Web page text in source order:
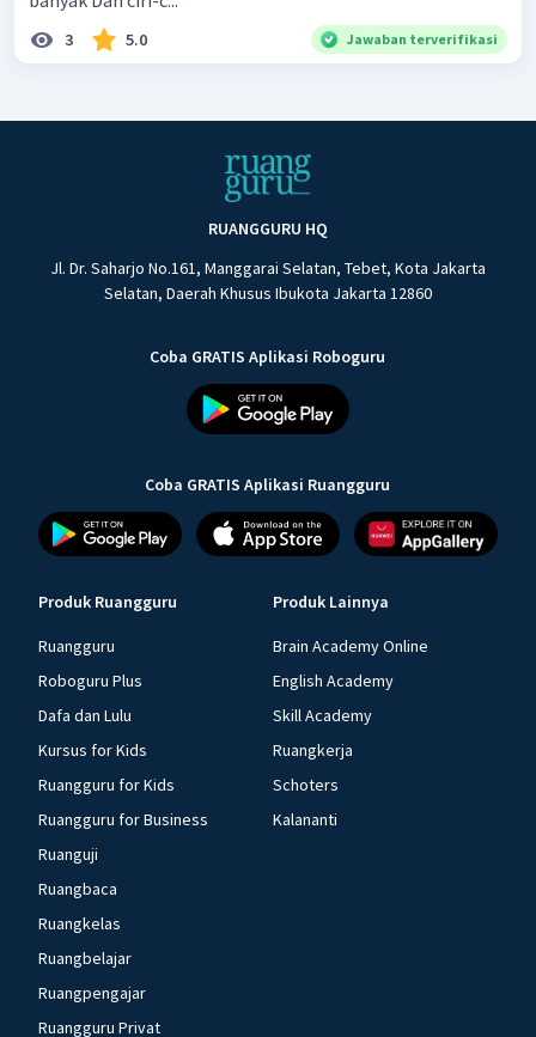
3 5.0 Jawaban terverifikasi
RUANGGURU HQ
Jl. Dr. Saharjo No.161, Manggarai Selatan, Tebet, Kota Jakarta
Selatan, Daerah Khusus Ibukota Jakarta 12860
Coba GRATIS Aplikasi Roboguru
Coba GRATIS Aplikasi Ruangguru
Produk Ruangguru
Ruangguru
Roboguru Plus
Dafa dan Lulu
Kursus for Kids
Ruangguru for Kids
Ruangguru for Business
Ruanguji
Ruangbaca
Ruangkelas
Ruangbelajar
Ruangpengajar
Ruangguru Privat
Produk Lainnya
Brain Academy Online
English Academy
Skill Academy
Ruangkerja
Schoters
Kalananti